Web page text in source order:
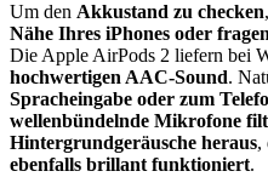
Um den Akkustand zu checken
Nähe Ihres iPhones oder
Die Apple AirPods 2 liefern bei
hochwertigen AAC-Sound.
Spracheingabe oder zum
wellenbündelnde Mikrofone
Hintergrundgeräusche heraus,
ebenfalls brillant funktioniert.